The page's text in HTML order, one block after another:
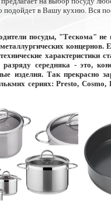
подойдет в Вашу кухню. Вся
посуды, "Тескома" не
концернов.
характеристики
середняка - это,
изделия. Так прекрасно
сериях: Presto, Cosmo,